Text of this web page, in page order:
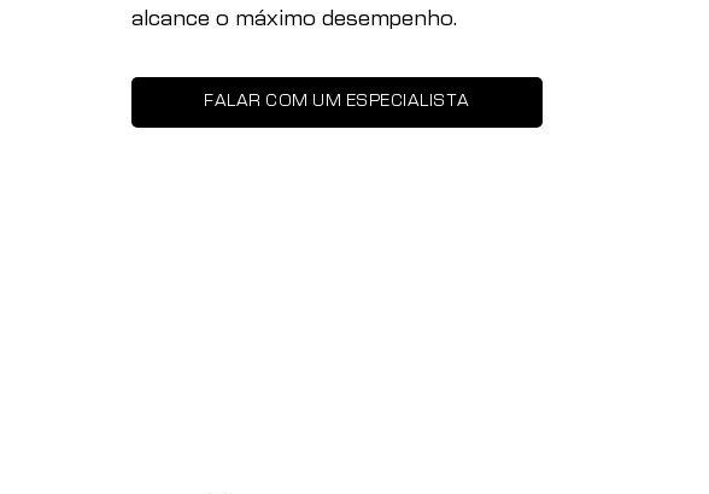
alcance o máximo desempenho.
FALAR COM UM ESPECIALISTA